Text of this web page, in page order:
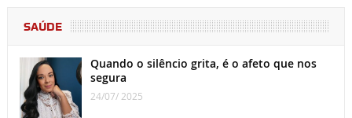
SAÚDE
Quando o silêncio grita, é o afeto que nos
segura
24/07/ 2025